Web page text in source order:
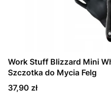
Work Stuff Blizzard Mini
Szczotka do Mycia Felg
Cena
37,90 zł